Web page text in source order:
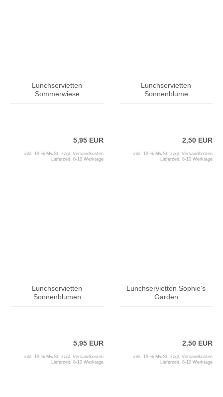
Lunchservietten
Sommerwiese
5,95 EUR
inkl. 19 % MwSt. zzgl. Versandkosten
Lieferzeit: 8-10 Werktage
Lunchservietten
Sonnenblume
2,50 EUR
inkl. 19 % MwSt. zzgl. Versandkosten
Lieferzeit: 8-10 Werktage
Lunchservietten
Sonnenblumen
5,95 EUR
inkl. 19 % MwSt. zzgl. Versandkosten
Lieferzeit: 8-10 Werktage
Lunchservietten Sophie's
Garden
2,50 EUR
inkl. 19 % MwSt. zzgl. Versandkosten
Lieferzeit: 8-10 Werktage